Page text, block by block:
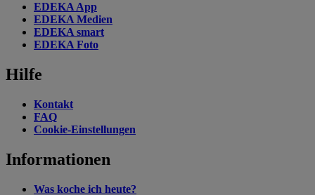
EDEKA App
EDEKA Medien
EDEKA smart
EDEKA Foto
Hilfe
Kontakt
FAQ
Cookie-Einstellungen
Informationen
Was koche ich heute?